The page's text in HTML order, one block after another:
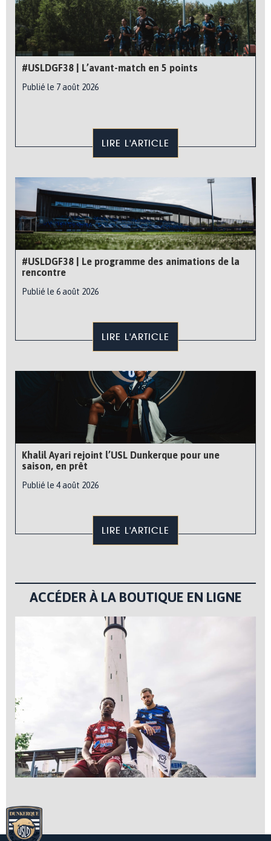
#USLDGF38 | L’avant-match en 5 points
Publié le 7 août 2026
LIRE L'ARTICLE
#USLDGF38 | Le programme des animations de la
rencontre
Publié le 6 août 2026
LIRE L'ARTICLE
Khalil Ayari rejoint l’USL Dunkerque pour une
saison, en prêt
Publié le 4 août 2026
LIRE L'ARTICLE
ACCÉDER À LA BOUTIQUE EN LIGNE